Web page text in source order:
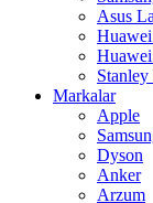
Asus
Stanley
Markalar
Apple
Dyson
Anker
Arzum